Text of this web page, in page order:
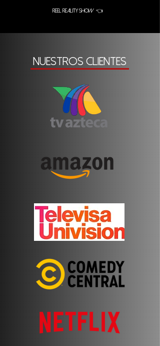
REEL REALITY SHOW 👈
NUESTROS CLIENTES